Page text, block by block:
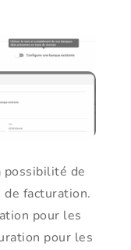
possibilité de
facturation.
pour les
pour les